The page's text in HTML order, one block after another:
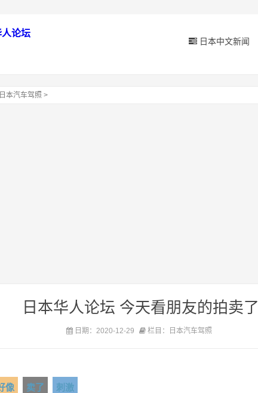
论坛
日本中文新闻
日本汽车驾照 >
日本华人论坛 今天看朋友的拍卖了
日期：2020-12-29 栏目：日本汽车驾照
像 卖了
刺激